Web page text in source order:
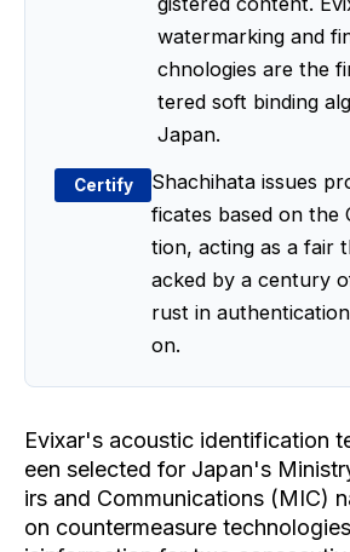
watermarking and
chnologies are the
tered soft binding
Japan.
Certify
Shachihata issues
ficates based on the
tion, acting as a fair
acked by a century
rust in
on.
Evixar's acoustic identification
een selected for Japan's
irs and Communications (MIC)
on countermeasure